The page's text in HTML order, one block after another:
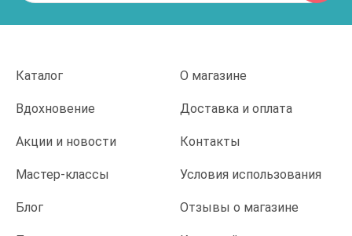
Каталог О магазине
Вдохновение Доставка и оплата
Акции и новости Контакты
Мастер-классы Условия использования
Блог Отзывы о магазине